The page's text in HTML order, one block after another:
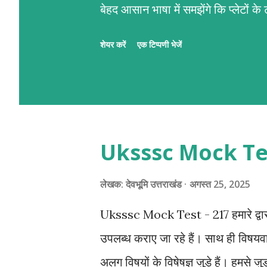
बेहद आसान भाषा में समझेंगे कि प्लेटों
10 सेमी) से खिसकती रहती हैं। जब ये
कारण ज़मीन का हिस्सा या तो ऊपर उठ
रूप ले लेता है। पर्वतों के मुख्य प्रकार पर्...
शेयर करें एक टिप्पणी भेजें
Uksssc Mock
लेखक: देवभूमि उत्तराखंड अगस्त 25, 2025
Uksssc Mock Test - 217 हमारे
उपलब्ध कराए जा रहे हैं। साथ ही
अलग विषयों के विषेषज्ञ जुड़े हैं। हमसे